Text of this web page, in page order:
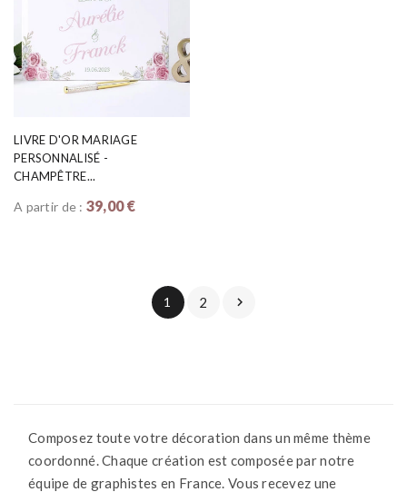
LIVRE D'OR MARIAGE
PERSONNALISÉ -
CHAMPÊTRE...
A partir de : 39,00 €
1 2 
Composez toute votre décoration dans un même thème
coordonné. Chaque création est composée par notre
équipe de graphistes en France. Vous recevez une